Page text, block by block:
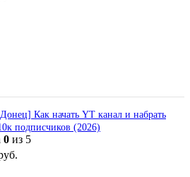
Как начать YT канал и набрать
подписчиков (2026)
0 из 5